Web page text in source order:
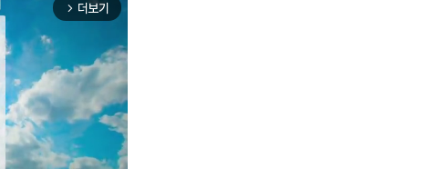
arrow_forward_ios 더보기